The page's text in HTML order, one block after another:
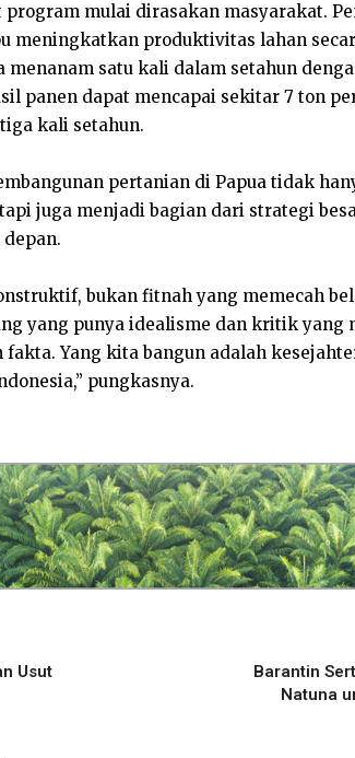
mulai dirasakan masyarakat.
meningkatkan produktivitas lahan
menanam satu kali dalam setahun
panen dapat mencapai sekitar 7 ton
kali setahun.
pertanian di Papua tidak
juga menjadi bagian dari strategi
bukan fitnah yang memecah
yang punya idealisme dan kritik yang
Yang kita bangun adalah
pungkasnya.
Usut
Barantin
Natuna